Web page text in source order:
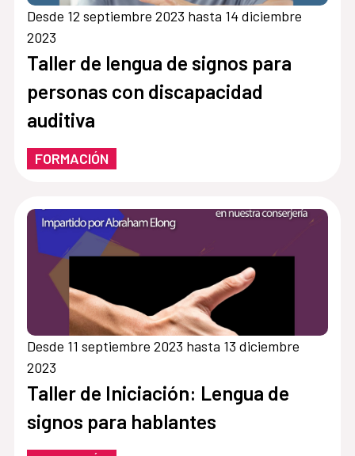
Desde 12 septiembre 2023 hasta 14 diciembre
2023
Taller de lengua de signos para
personas con discapacidad
auditiva
FORMACIÓN
Desde 11 septiembre 2023 hasta 13 diciembre
2023
Taller de Iniciación: Lengua de
signos para hablantes